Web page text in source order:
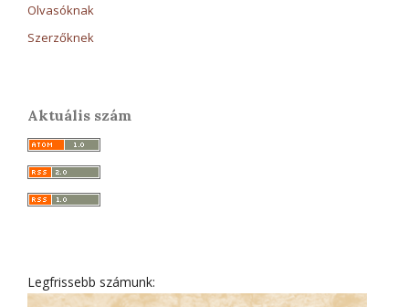
Olvasóknak
Szerzőknek
Aktuális szám
Legfrissebb számunk: